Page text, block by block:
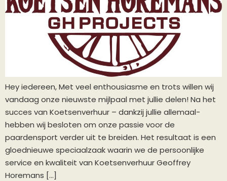
Hey iedereen, Met veel enthousiasme en trots willen wij
vandaag onze nieuwste mijlpaal met jullie delen! Na het
succes van Koetsenverhuur – dankzij jullie allemaal-
hebben wij besloten om onze passie voor de
paardensport verder uit te breiden. Het resultaat is een
gloednieuwe speciaalzaak waarin we de persoonlijke
service en kwaliteit van Koetsenverhuur Geoffrey
Horemans […]